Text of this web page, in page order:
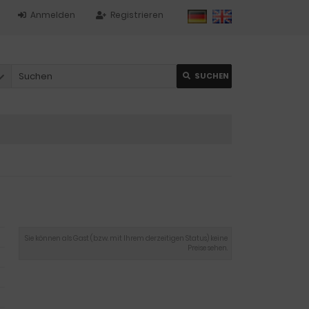
Registrieren
Anmelden
SUCHEN
Sie können als Gast (bzw. mit Ihrem derzeitigen Status) keine
Preise sehen.